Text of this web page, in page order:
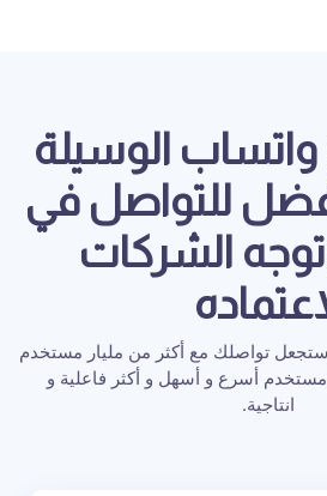
واتساب الوسيلة
للتواصل في
الشركات
تواصلك مع أكثر من مليار مستخدم
أسرع و أسهل و أكثر فاعلية و
انتاجية.